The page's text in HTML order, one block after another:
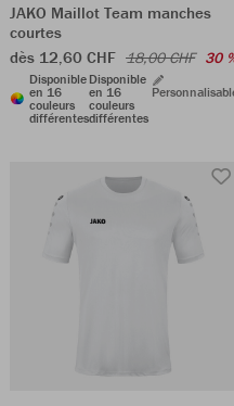
JAKO Maillot Team manches
courtes
dès 12,60 CHF 18,00 CHF 30
Disponible
en 16
couleurs
différentes
Disponible
en 16
couleurs
différentes